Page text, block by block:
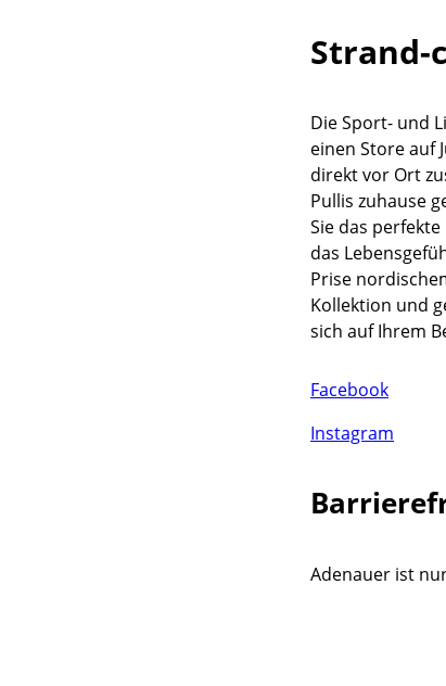
Strand-
Die Sport- und
einen Store auf
direkt vor Ort
Pullis zuhause
Sie das
das
Prise
Kollektion und
sich auf Ihrem
Facebook
Instagram
Adenauer ist